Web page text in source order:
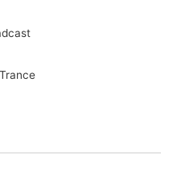
Mix) /Perfecto/
– Ready Steady Go
feat. Natalie Major –
/Perfecto/